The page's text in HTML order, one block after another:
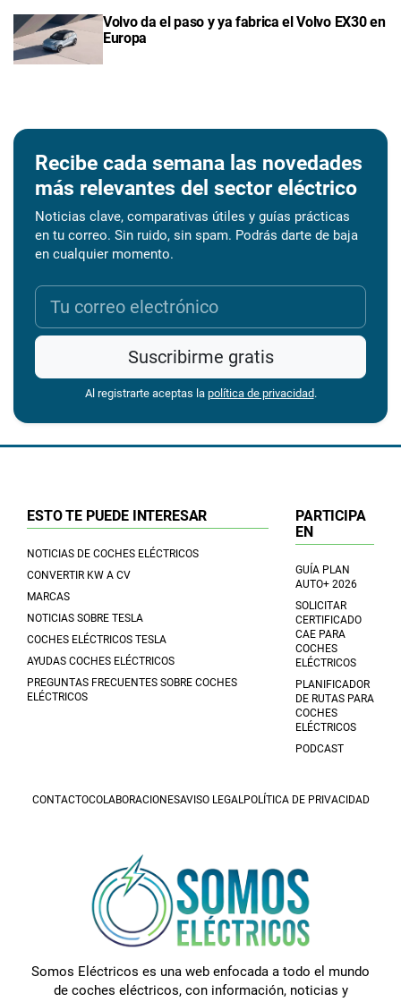
Volvo da el paso y ya fabrica el Volvo EX30 en
Europa
Recibe cada semana las novedades
más relevantes del sector eléctrico
Noticias clave, comparativas útiles y guías prácticas
en tu correo. Sin ruido, sin spam. Podrás darte de baja
en cualquier momento.
Suscribirme gratis
Al registrarte aceptas la política de privacidad.
ESTO TE PUEDE INTERESAR
NOTICIAS DE COCHES ELÉCTRICOS
CONVERTIR KW A CV
MARCAS
NOTICIAS SOBRE TESLA
COCHES ELÉCTRICOS TESLA
AYUDAS COCHES ELÉCTRICOS
PREGUNTAS FRECUENTES SOBRE COCHES
ELÉCTRICOS
PARTICIPA
EN
GUÍA PLAN
AUTO+ 2026
SOLICITAR
CERTIFICADO
CAE PARA
COCHES
ELÉCTRICOS
PLANIFICADOR
DE RUTAS PARA
COCHES
ELÉCTRICOS
PODCAST
CONTACTOCOLABORACIONESAVISO LEGALPOLÍTICA DE PRIVACIDAD
Somos Eléctricos es una web enfocada a todo el mundo
de coches eléctricos, con información, noticias y